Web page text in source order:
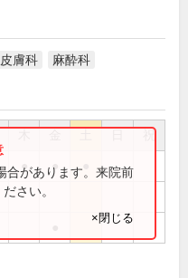
皮膚科 麻酔科
祝
● ●
合があります。来院前
さい。
×閉じる